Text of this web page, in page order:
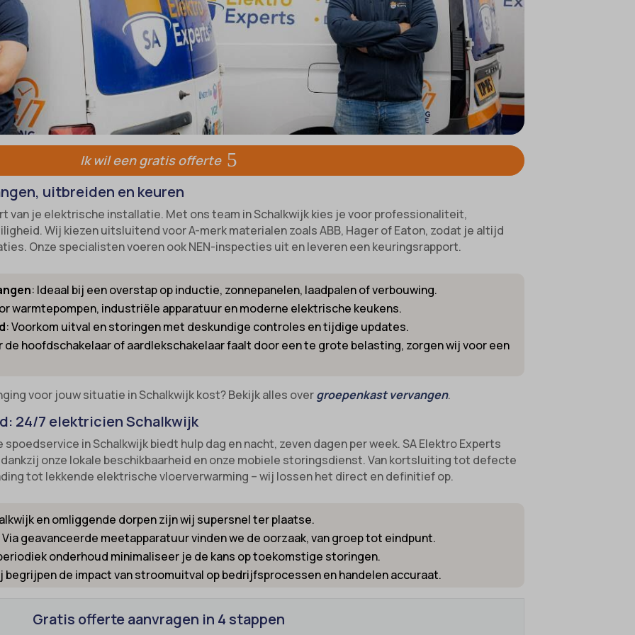
Ik wil een gratis offerte
uitbreiden en keuren
van je elektrische installatie. Met ons team in Schalkwijk kies je voor professionaliteit,
Wij kiezen uitsluitend voor A-merk materialen zoals ABB, Hager of Eaton, zodat je altijd
Onze specialisten voeren ook NEN-inspecties uit en leveren een keuringsrapport.
: Ideaal bij een overstap op inductie, zonnepanelen, laadpalen of verbouwing.
warmtepompen, industriële apparatuur en moderne elektrische keukens.
: Voorkom uitval en storingen met deskundige controles en tijdige updates.
de hoofdschakelaar of aardlekschakelaar faalt door een te grote belasting, zorgen wij voor een
voor jouw situatie in Schalkwijk kost? Bekijk alles overgroepenkast vervangen.
24/7 elektricien Schalkwijk
in Schalkwijk biedt hulp dag en nacht, zeven dagen per week. SA Elektro Experts
onze lokale beschikbaarheid en onze mobiele storingsdienst. Van kortsluiting tot defecte
tot lekkende elektrische vloerverwarming – wij lossen het direct en definitief op.
en omliggende dorpen zijn wij supersnel ter plaatse.
Via geavanceerde meetapparatuur vinden we de oorzaak, van groep tot eindpunt.
onderhoud minimaliseer je de kans op toekomstige storingen.
begrijpen de impact van stroomuitval op bedrijfsprocessen en handelen accuraat.
Gratis offerte aanvragen in 4 stappen
checkbox-*
consent
items-colors
items-font_family
time-*
state
device-id-*
diensten
omvat alle cookies, domeinen en services die niet in de andere specifieke
vallen of niet duidelijk zijn gecategoriseerd.
Details weergeven
post-*